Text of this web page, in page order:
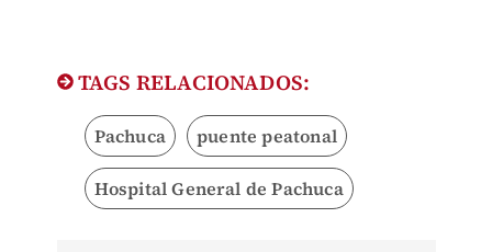
TAGS RELACIONADOS:
Pachuca puente peatonal
Hospital General de Pachuca